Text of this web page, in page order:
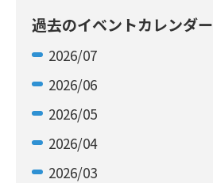
過去のイベントカレンダー
2026/07
2026/06
2026/05
2026/04
2026/03